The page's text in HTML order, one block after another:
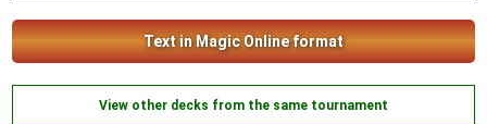
Text in Magic Online format
View other decks from the same tournament